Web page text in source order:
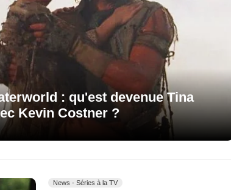
: qu'est devenue Tina
Kevin Costner ?
News - Séries à la TV